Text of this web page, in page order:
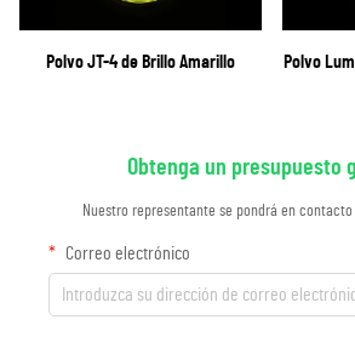
Polvo JT-4 de Brillo Amarillo
Polvo
Obtenga un presupuesto
Nuestro representante se pondrá en
Correo electrónico